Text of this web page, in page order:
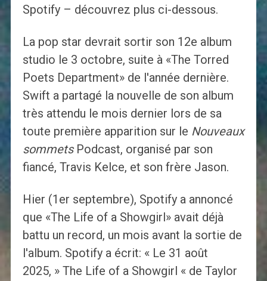
Spotify – découvrez plus ci-dessous.
La pop star devrait sortir son 12e album
studio le 3 octobre, suite à «The Torred
Poets Department» de l'année dernière.
Swift a partagé la nouvelle de son album
très attendu le mois dernier lors de sa
toute première apparition sur le Nouveaux
sommets Podcast, organisé par son
fiancé, Travis Kelce, et son frère Jason.
Hier (1er septembre), Spotify a annoncé
que «The Life of a Showgirl» avait déjà
battu un record, un mois avant la sortie de
l'album. Spotify a écrit: « Le 31 août
2025, » The Life of a Showgirl « de Taylor